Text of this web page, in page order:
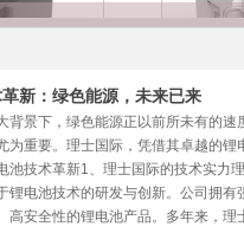
新：绿色能源，未来已来
背景下，绿色能源正以前所未有的
为重要。理士国际，凭借其卓越的
池技术革新1、理士国际的技术实力
锂电池技术的研发与创新。公司拥
高安全性的锂电池产品。多年来，